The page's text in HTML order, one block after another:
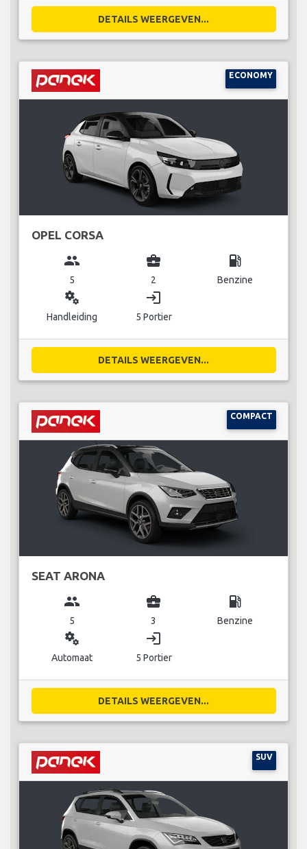
DETAILS WEERGEVEN...
ECONOMY
OPEL CORSA
group
5
business_center
2
local_gas_station
Benzine
miscellaneous_services
Handleiding
login
5 Portier
DETAILS WEERGEVEN...
COMPACT
SEAT ARONA
group
5
business_center
3
local_gas_station
Benzine
miscellaneous_services
Automaat
login
5 Portier
DETAILS WEERGEVEN...
SUV